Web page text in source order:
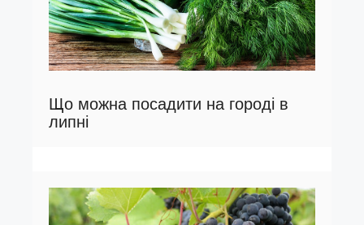
Що можна посадити на городі в
липні